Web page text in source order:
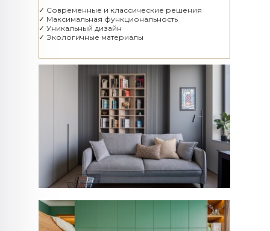
✓ Современные и классические решения
✓ Максимальная функциональность
✓ Уникальный дизайн
✓ Экологичные материалы